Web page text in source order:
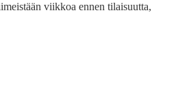
viikkoa ennen tilaisuutta,